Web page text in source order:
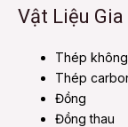
Vật Liệu
Thép
Thép
Đồng
Đồng thau